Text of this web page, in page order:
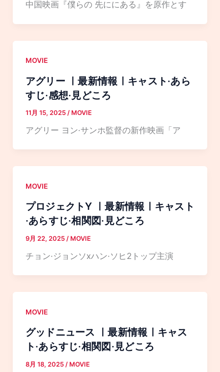
中国映画『僕らの 先ににある』を原作とす
MOVIE
アグリー ㅣ最新情報ㅣキャスト·あら
すじ·感想·見どころ
11月 15, 2025 / MOVIE
アグリー ヨン·サンホ監督の新作映画「ア
MOVIE
プロジェクトY ㅣ最新情報ㅣキャスト
·あらすじ·相関図·見どころ
9月 22, 2025 / MOVIE
チョン·ジョンソxハン·ソヒ2トップ主演
MOVIE
グッドニュース ㅣ最新情報ㅣキャス
ト·あらすじ·相関図·見どころ
8月 18, 2025 / MOVIE